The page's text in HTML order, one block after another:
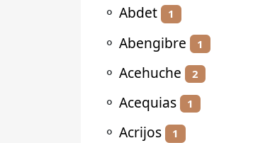
⚬ Abdet 1
⚬ Abengibre 1
⚬ Acehuche 2
⚬ Acequias 1
⚬ Acrijos 1